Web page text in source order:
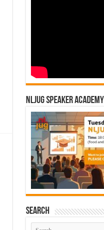
NLJUG Speaker Academy
Search